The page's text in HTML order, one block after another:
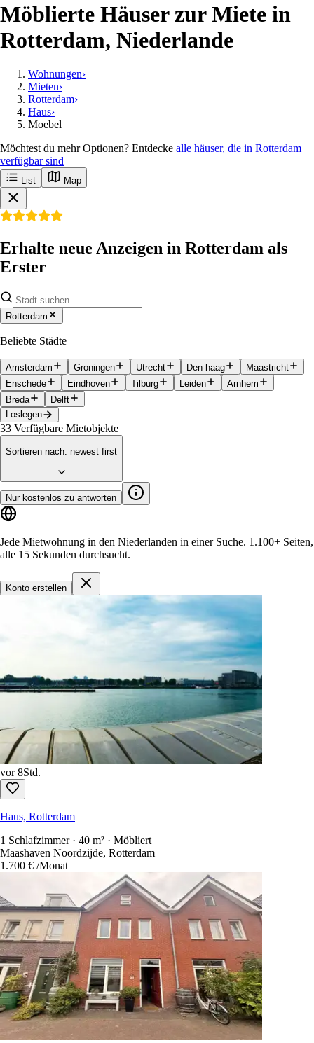
Möblierte Häuser zur Miete in
Rotterdam, Niederlande
Wohnungen›
Mieten›
Rotterdam›
Haus›
Moebel
Möchtest du mehr Optionen? Entdecke alle häuser, die in Rotterdam
verfügbar sind
List Map
Erhalte neue Anzeigen in Rotterdam als
Erster
Rotterdam
Beliebte Städte
Amsterdam Groningen Utrecht Den-haag
Maastricht
Enschede
Eindhoven Tilburg Leiden
Arnhem
Breda
Delft
Loslegen
33 Verfügbare Mietobjekte
Sortieren nach: newest first
Nur kostenlos zu antworten
Jede Mietwohnung in den Niederlanden in einer Suche. 1.100+ Seiten,
alle 15 Sekunden durchsucht.
Konto erstellen
vor 8Std.
Haus, Rotterdam
1 Schlafzimmer · 40 m² · Möbliert
Maashaven Noordzijde, Rotterdam
1.700 € /Monat